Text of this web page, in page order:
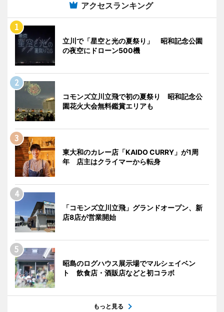
アクセスランキング
立川で「星空と光の夏祭り」 昭和記念公園
の夜空にドローン500機
コモンズ立川立飛で初の夏祭り 昭和記念公
園花火大会無料鑑賞エリアも
東大和のカレー店「KAIDO CURRY」が1周
年 店主はクライマーから転身
「コモンズ立川立飛」グランドオープン、新
店8店が営業開始
昭島のログハウス展示場でマルシェイベン
ト 飲食店・酒販店などと初コラボ
もっと見る